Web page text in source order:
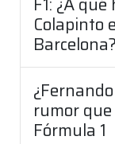
Colapinto
Barcelona?
rumor
Fórmula 1